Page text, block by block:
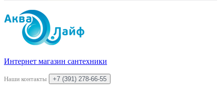
Интернет магазин сантехники
Наши контакты +7 (391) 278-66-55